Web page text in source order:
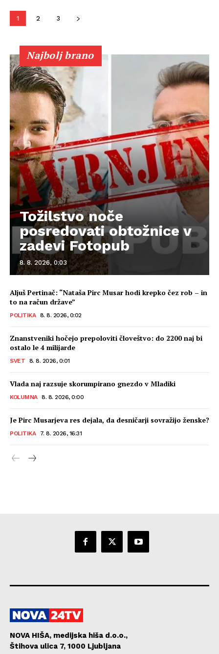
1 2 3
Najbolj brano
Tožilstvo noče
posredovati obtožnice v
zadevi Fotopub
8. 8. 2026, 0:03
Aljuš Pertinač: “Nataša Pirc Musar hodi krepko čez rob – in
to na račun države”
POLITIKA 8. 8. 2026, 0:02
Znanstveniki hočejo prepoloviti človeštvo: do 2200 naj bi
ostalo le 4 milijarde
SVET 8. 8. 2026, 0:01
Vlada naj razsuje skorumpirano gnezdo v Mladiki
KOLUMNA 8. 8. 2026, 0:00
Je Pirc Musarjeva res dejala, da desničarji sovražijo ženske?
POLITIKA 7. 8. 2026, 16:31
NOVA HIŠA, medijska hiša d.o.o.,
Štihova ulica 7, 1000 Ljubljana